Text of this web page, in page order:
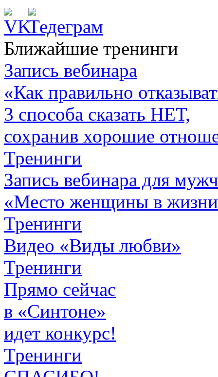
Ближайшие тренинги
Запись вебинара
«Как правильно
3 способа сказать НЕТ,
сохранив хорошие
Тренинги
Запись вебинара для
«Место женщины в
Тренинги
Видео «Виды любви»
Тренинги
Прямо сейчас
в «Синтоне»
идет конкурс!
Тренинги